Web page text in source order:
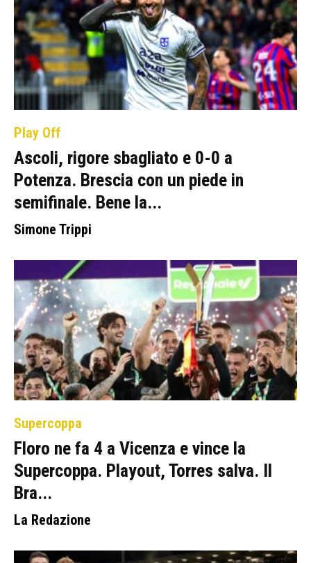
Play Off
Ascoli, rigore sbagliato e 0-0 a
Potenza. Brescia con un piede in
semifinale. Bene la...
Simone Trippi
Supercoppa
Floro ne fa 4 a Vicenza e vince la
Supercoppa. Playout, Torres salva. Il
Bra...
La Redazione